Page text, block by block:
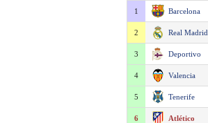
1 Barcelona
2 Real Madrid
3 Deportivo
4 Valencia
5 Tenerife
6 Atlético